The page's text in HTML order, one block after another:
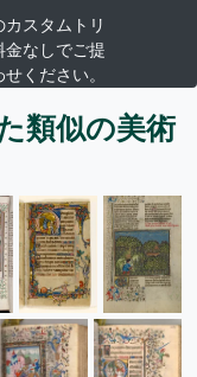
スタムトリ
金なしでご提
ください。
類似の美術